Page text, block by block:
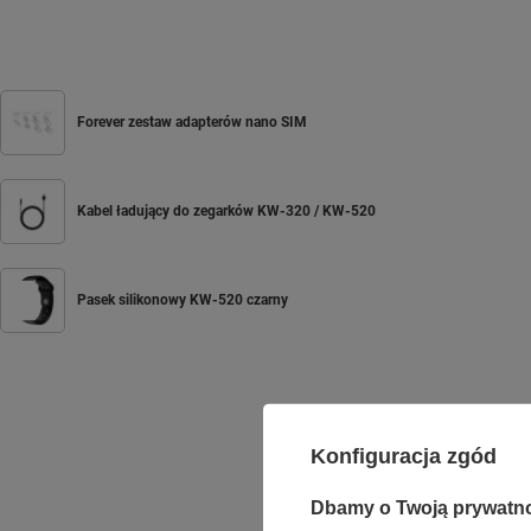
Forever zestaw adapterów nano SIM
Kabel ładujący do zegarków KW-320 / KW-520
Pasek silikonowy KW-520 czarny
Konfiguracja zgód
Dbamy o Twoją